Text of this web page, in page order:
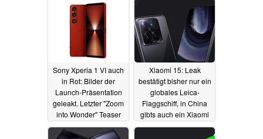
15.05.2024
Sony Xperia 1 VI auch
in Rot: Bilder der
Launch-Präsentation
geleakt. Letzter "Zoom
into Wonder" Teaser
vor dem Start14.05.2024
Xiaomi 15: Leak
bestätigt bisher nur ein
globales Leica-
Flaggschiff, in China
gibts auch ein Xiaomi
15 Pro Ti Satellite